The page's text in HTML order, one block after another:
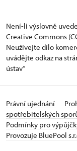
Není-li výslovně
Creative Commons
Neužívejte dílo
uvádějte odkaz na
ústav“
Právní ujednání
spotřebitelských
Podmínky pro
Provozuje BluePool